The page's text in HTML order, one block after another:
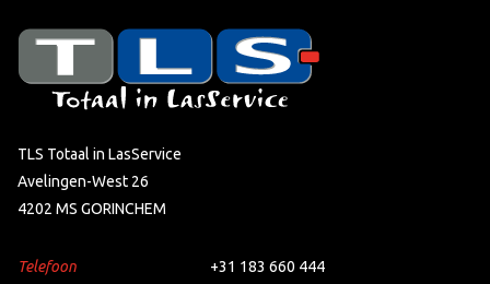
TLS Totaal in LasService
Avelingen-West 26
4202 MS GORINCHEM
Telefoon
+31 183 660 444